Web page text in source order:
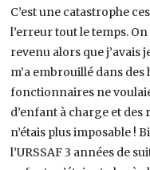
C’est une catastrophe
l’erreur tout le temps.
revenu alors que j’avais
m’a embrouillé dans
fonctionnaires ne
d’enfant à charge et
n’étais plus imposable !
l’URSSAF 3 années de